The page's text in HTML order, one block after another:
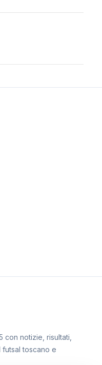
con notizie, risultati,
toscano e